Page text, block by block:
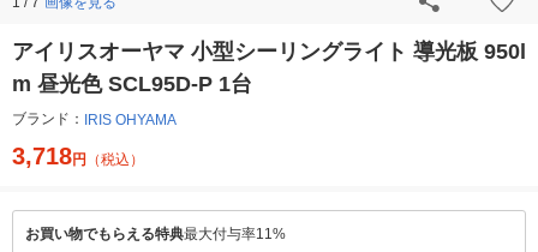
アイリスオーヤマ 小型シーリングライト 導光板 950l
m 昼光色 SCL95D-P 1台
ブランド： IRIS OHYAMA
3,718円 （税込）
お買い物でもらえる特典最大付与率11%